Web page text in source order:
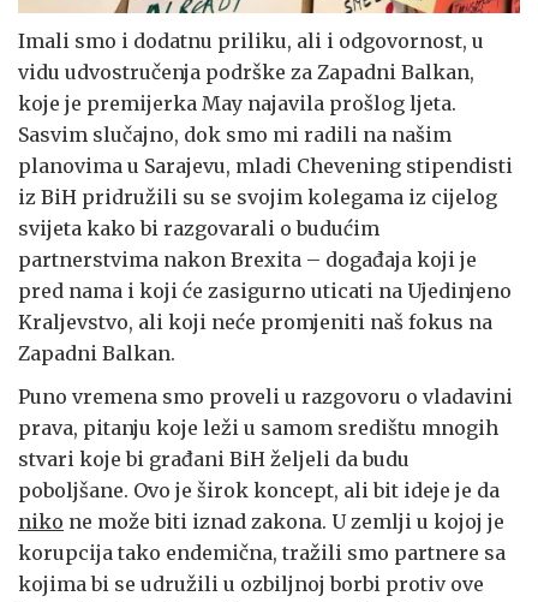
Imali smo i dodatnu priliku, ali i odgovornost, u
vidu udvostručenja podrške za Zapadni Balkan,
koje je premijerka May najavila prošlog ljeta.
Sasvim slučajno, dok smo mi radili na našim
planovima u Sarajevu, mladi Chevening stipendisti
iz BiH pridružili su se svojim kolegama iz cijelog
svijeta kako bi razgovarali o budućim
partnerstvima nakon Brexita – događaja koji je
pred nama i koji će zasigurno uticati na Ujedinjeno
Kraljevstvo, ali koji neće promjeniti naš fokus na
Zapadni Balkan.
Puno vremena smo proveli u razgovoru o vladavini
prava, pitanju koje leži u samom središtu mnogih
stvari koje bi građani BiH željeli da budu
poboljšane. Ovo je širok koncept, ali bit ideje je da
niko ne može biti iznad zakona. U zemlji u kojoj je
korupcija tako endemična, tražili smo partnere sa
kojima bi se udružili u ozbiljnoj borbi protiv ove